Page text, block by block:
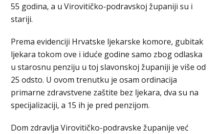
55 godina, a u Virovitičko-podravskoj županiji su i
stariji.
Prema evidenciji Hrvatske ljekarske komore, gubitak
ljekara tokom ove i iduće godine samo zbog odlaska
u starosnu penziju u toj slavonskoj županiji je više od
25 odsto. U ovom trenutku je osam ordinacija
primarne zdravstvene zaštite bez ljekara, dva su na
specijalizaciji, a 15 ih je pred penzijom.
Dom zdravlja Virovitičko-podravske županije već